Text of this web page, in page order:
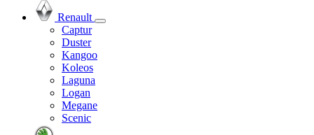
Renault
Captur
Duster
Kangoo
Koleos
Laguna
Logan
Megane
Scenic